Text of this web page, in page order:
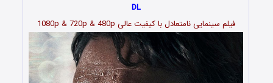
DL
فیلم سینمایی نامتعادل با کیفیت عالی 1080p & 720p & 480p